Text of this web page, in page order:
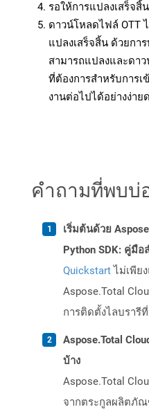
รอให้การแปลงเสร็จสิ้น
ดาวน์โหลดไฟล์ OTT
แปลงเสร็จสิ้น ด้วยก
สามารถแปลงและดา
ที่ต้องการสำหรับการ
งานต่อไปได้อย่างง่าย
คำถามที่พบบ่
เริ่มต้นด้วย
Python SDK: คู่มื
Quickstartไม่เพีย
Aspose.Total
การติดตั้งไลบรารี
Aspose.Total
บ้าง
Aspose.Total
จากตระกูลผลิตภั